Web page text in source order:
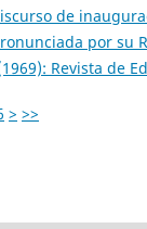
de
por su
Revista de
> >>